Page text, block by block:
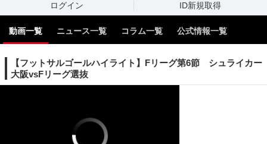
ログイン ID新規取得
動画一覧 ニュース一覧 コラム一覧 公式情報一覧
【フットサルゴールハイライト】Fリーグ第6節 シュライカー
大阪vsFリーグ選抜